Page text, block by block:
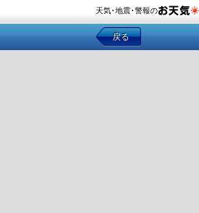
天気･地震･警報の
戻る